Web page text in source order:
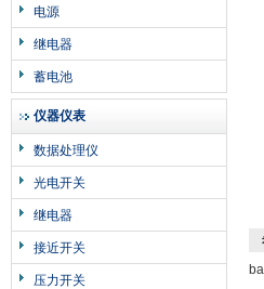
电源
继电器
蓄电池
仪器仪表
数据处理仪
光电开关
继电器
接近开关
压力开关